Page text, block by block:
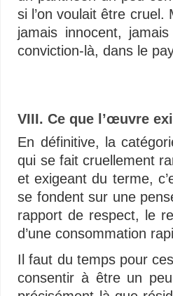
si l’on voulait être cruel.
jamais innocent,
conviction-là, dans le
VIII. Ce que l’œuvre
En définitive, la
qui se fait cruellement
et exigeant du terme,
se fondent sur une
rapport de respect, le
d’une consommation
Il faut du temps pour
consentir à être un